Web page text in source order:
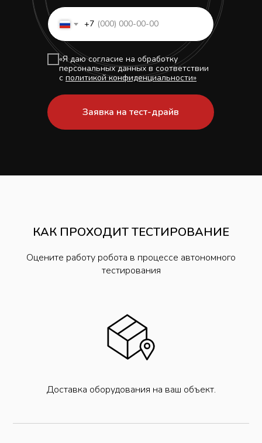
+7
«Я даю согласие на обработку
персональных данных в соответствии
с политикой конфиденциальности»
Заявка на тест-драйв
КАК ПРОХОДИТ ТЕСТИРОВАНИЕ
Оцените работу робота в процессе автономного
тестирования
Доставка оборудования на ваш объект.